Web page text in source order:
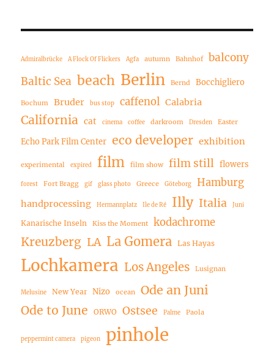
Admiralbrücke A Flock Of Flickers Agfa autumn Bahnhof
balcony
Baltic Sea beach Berlin Bernd Bocchigliero
Bochum Bruder bus stop caffenol Calabria
California cat cinema coffee darkroom Dresden Easter
Echo Park Film Center eco developer exhibition
experimental expired film film show film still flowers
forest Fort Bragg gif glass photo Greece Göteborg Hamburg
handprocessing Hermannplatz Ile de Ré Illy Italia Juni
Kanarische Inseln Kiss the Moment kodachrome
Kreuzberg LA La Gomera Las Hayas
Lochkamera Los Angeles Lusignan
Melusine New Year Nizo ocean
Ode an Juni
Ode to June
ORWO Ostsee Palme Paola
peppermint camera pigeon pinhole